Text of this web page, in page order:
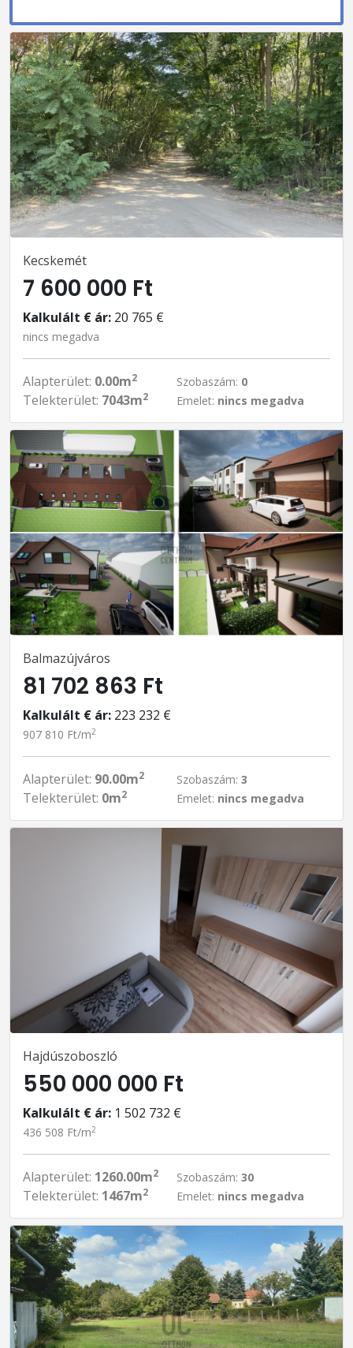
Kecskemét
7 600 000 Ft
Kalkulált € ár: 20 765 €
nincs megadva
Alapterület: 0.00m2
Telekterület: 7043m2
Szobaszám: 0
Emelet: nincs megadva
Balmazújváros
81 702 863 Ft
Kalkulált € ár: 223 232 €
907 810 Ft/m2
Alapterület: 90.00m2
Telekterület: 0m2
Szobaszám: 3
Emelet: nincs megadva
Hajdúszoboszló
550 000 000 Ft
Kalkulált € ár: 1 502 732 €
436 508 Ft/m2
Alapterület: 1260.00m2
Telekterület: 1467m2
Szobaszám: 30
Emelet: nincs megadva